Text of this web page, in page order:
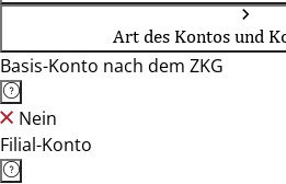
Art des Kontos und
Basis-Konto nach dem ZKG
Nein
Filial-Konto